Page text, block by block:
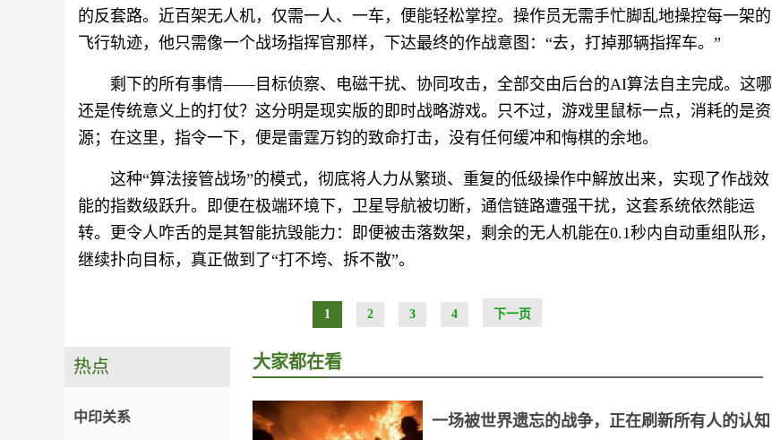
的反套路。近百架无人机，仅需一人、一车，便能轻松掌控。操作员无需手忙脚乱地操控每一架的
飞行轨迹，他只需像一个战场指挥官那样，下达最终的作战意图：“去，打掉那辆指挥车。”
剩下的所有事情——目标侦察、电磁干扰、协同攻击，全部交由后台的AI算法自主完成。这哪
还是传统意义上的打仗？这分明是现实版的即时战略游戏。只不过，游戏里鼠标一点，消耗的是资
源；在这里，指令一下，便是雷霆万钧的致命打击，没有任何缓冲和悔棋的余地。
这种“算法接管战场”的模式，彻底将人力从繁琐、重复的低级操作中解放出来，实现了作战效
能的指数级跃升。即便在极端环境下，卫星导航被切断，通信链路遭强干扰，这套系统依然能运
转。更令人咋舌的是其智能抗毁能力：即便被击落数架，剩余的无人机能在0.1秒内自动重组队形，
继续扑向目标，真正做到了“打不垮、拆不散”。
1 2 3 4 下一页
热点
中印关系
大家都在看
一场被世界遗忘的战争，正在刷新所有人的认知